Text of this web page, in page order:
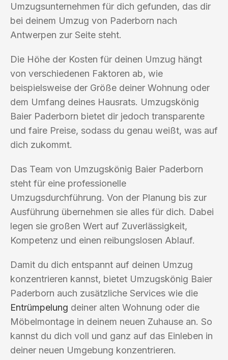
Umzugsunternehmen für dich gefunden, das dir
bei deinem Umzug von Paderborn nach
Antwerpen zur Seite steht.
Die Höhe der Kosten für deinen Umzug hängt
von verschiedenen Faktoren ab, wie
beispielsweise der Größe deiner Wohnung oder
dem Umfang deines Hausrats. Umzugskönig
Baier Paderborn bietet dir jedoch transparente
und faire Preise, sodass du genau weißt, was auf
dich zukommt.
Das Team von Umzugskönig Baier Paderborn
steht für eine professionelle
Umzugsdurchführung. Von der Planung bis zur
Ausführung übernehmen sie alles für dich. Dabei
legen sie großen Wert auf Zuverlässigkeit,
Kompetenz und einen reibungslosen Ablauf.
Damit du dich entspannt auf deinen Umzug
konzentrieren kannst, bietet Umzugskönig Baier
Paderborn auch zusätzliche Services wie die
Entrümpelung deiner alten Wohnung oder die
Möbelmontage in deinem neuen Zuhause an. So
kannst du dich voll und ganz auf das Einleben in
deiner neuen Umgebung konzentrieren.